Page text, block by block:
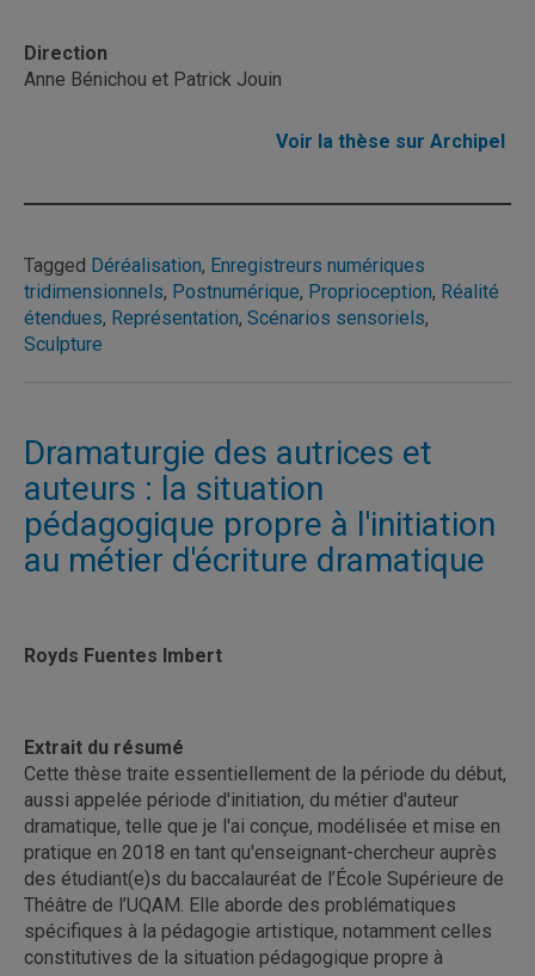
Direction
Anne Bénichou et Patrick Jouin
Voir la thèse sur Archipel
Tagged Déréalisation, Enregistreurs numériques
tridimensionnels, Postnumérique, Proprioception, Réalité
étendues, Représentation, Scénarios sensoriels,
Sculpture
Dramaturgie des autrices et
auteurs : la situation
pédagogique propre à l'initiation
au métier d'écriture dramatique
Royds Fuentes Imbert
Extrait du résumé
Cette thèse traite essentiellement de la période du début,
aussi appelée période d'initiation, du métier d'auteur
dramatique, telle que je l'ai conçue, modélisée et mise en
pratique en 2018 en tant qu'enseignant-chercheur auprès
des étudiant(e)s du baccalauréat de l’École Supérieure de
Théâtre de l’UQAM. Elle aborde des problématiques
spécifiques à la pédagogie artistique, notamment celles
constitutives de la situation pédagogique propre à